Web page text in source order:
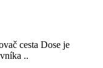
cesta Dose je
..